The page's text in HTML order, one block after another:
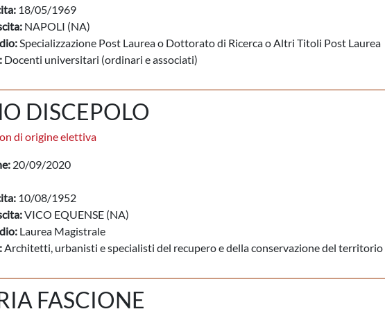
18/05/1969
NAPOLI (NA)
Specializzazione Post Laurea o Dottorato di Ricerca o Altri Titoli Post Laurea
Docenti universitari (ordinari e associati)
DISCEPOLO
di origine elettiva
20/09/2020
10/08/1952
VICO EQUENSE (NA)
Laurea Magistrale
Architetti, urbanisti e specialisti del recupero e della conservazione del territorio
FASCIONE